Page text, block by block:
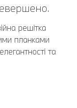
решітка
планками
та